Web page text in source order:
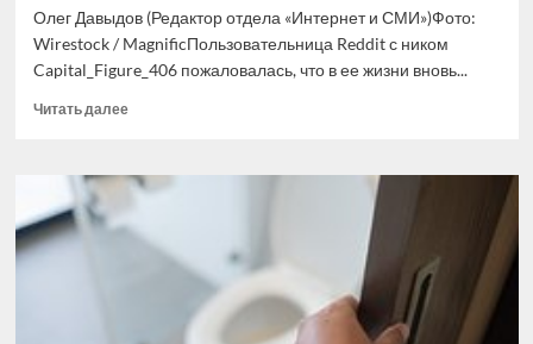
Олег Давыдов (Редактор отдела «Интернет и СМИ»)Фото:
Wirestock / MagnificПользовательница Reddit с ником
Capital_Figure_406 пожаловалась, что в ее жизни вновь...
Читать далееПрочитать
Изменник
спустя
внезапно
атаковал